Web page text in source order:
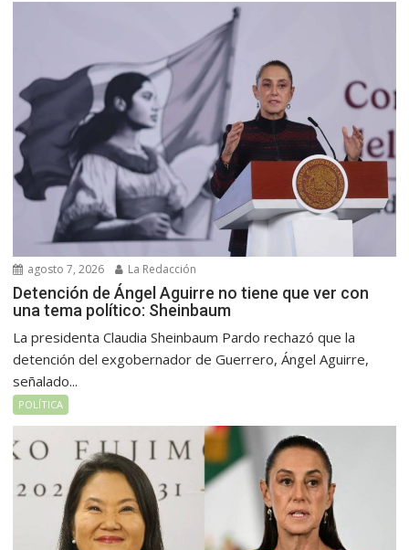
agosto 7, 2026 La Redacción
Detención de Ángel Aguirre no tiene que ver con
una tema político: Sheinbaum
La presidenta Claudia Sheinbaum Pardo rechazó que la
detención del exgobernador de Guerrero, Ángel Aguirre,
señalado...
POLÍTICA